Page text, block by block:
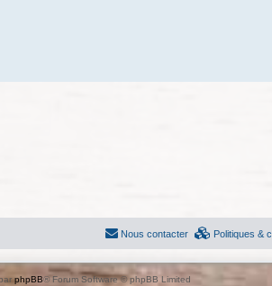
Politiques &
Nous contacter
phpBB® Forum Software © phpBB Limited